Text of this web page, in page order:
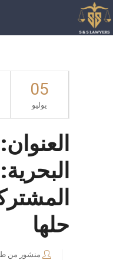
05
يوليو
حلها
منشور من